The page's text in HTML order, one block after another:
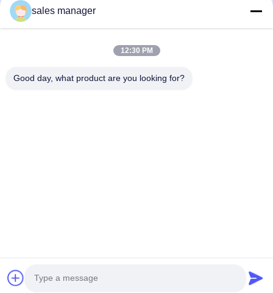
Radiatore che fa macchina Fornitore. 2021-2026 FOSHAN
SUNHOPE CO.,LTD. . Tutti i diritti riservati.
sales manager
12:30 PM
Good day, what product are you looking for?